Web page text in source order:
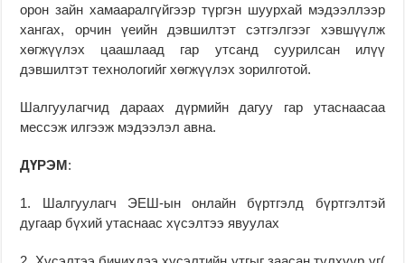
орон зайн хамааралгүйгээр түргэн шуурхай мэдээллээр
хангах, орчин үеийн дэвшилтэт сэтгэлгээг хэвшүүлж
хөгжүүлэх цаашлаад гар утсанд суурилсан илүү
дэвшилтэт технологийг хөгжүүлэх зорилготой.
Шалгуулагчид дараах дүрмийн дагуу гар утаснаасаа
мессэж илгээж мэдээлэл авна.
ДҮРЭМ:
1. Шалгуулагч ЭЕШ-ын онлайн бүртгэлд бүртгэлтэй
дугаар бүхий утаснаас хүсэлтээ явуулах